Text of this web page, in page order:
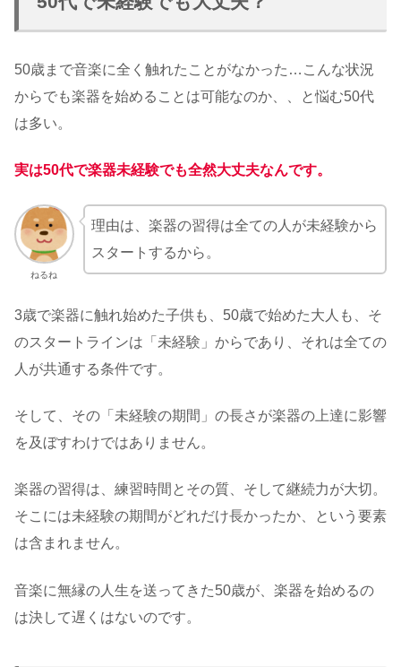
50歳まで音楽に全く触れたことがなかった…こんな状況
からでも楽器を始めることは可能なのか、、と悩む50代
は多い。
実は50代で楽器未経験でも全然大丈夫なんです。
ねるね
理由は、楽器の習得は全ての人が未経験から
スタートするから。
3歳で楽器に触れ始めた子供も、50歳で始めた大人も、そ
のスタートラインは「未経験」からであり、それは全ての
人が共通する条件です。
そして、その「未経験の期間」の長さが楽器の上達に影響
を及ぼすわけではありません。
楽器の習得は、練習時間とその質、そして継続力が大切。
そこには未経験の期間がどれだけ長かったか、という要素
は含まれません。
音楽に無縁の人生を送ってきた50歳が、楽器を始めるの
は決して遅くはないのです。